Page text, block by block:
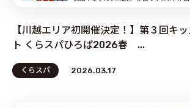
【川越エリア初開催決定！】第３回キ
ト くらスパひろば2026春 ...
くらスパ 2026.03.17